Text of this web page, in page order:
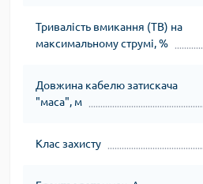
Тривалість вмикання (ТВ) на
максимальному струмі, %
Довжина кабелю затискача
"маса", м
Клас захисту